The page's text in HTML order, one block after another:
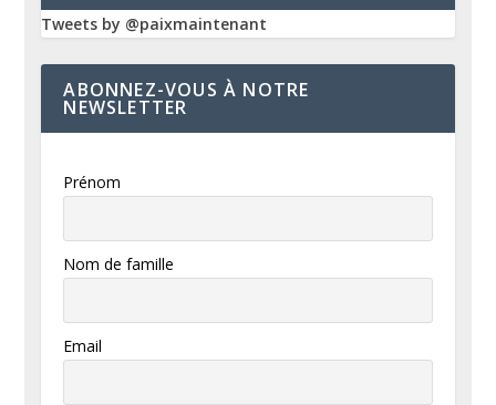
Tweets by @paixmaintenant
ABONNEZ-VOUS À NOTRE
NEWSLETTER
Prénom
Nom de famille
Email